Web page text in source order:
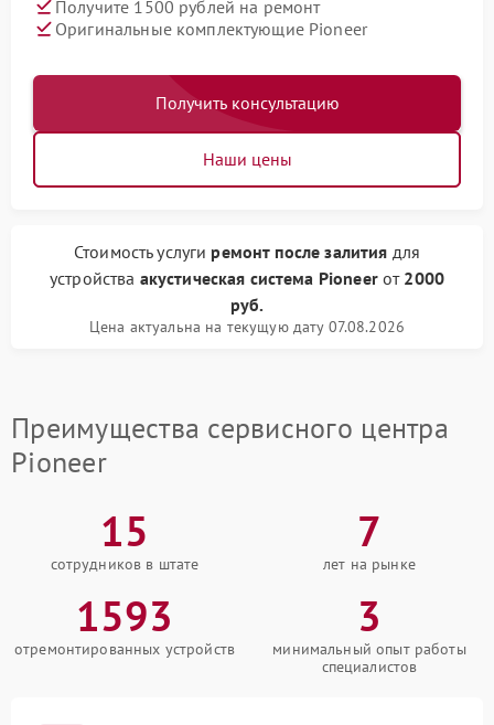
Получите 1500 рублей на ремонт
Оригинальные комплектующие Pioneer
Получить консультацию
Наши цены
Стоимость услуги ремонт после залития для
устройства акустическая система Pioneerот 2000
руб.
Цена актуальна на текущую дату 07.08.2026
Преимущества сервисного центра
Pioneer
15
сотрудников в штате
7
лет на рынке
1593
отремонтированных устройств
3
минимальный опыт работы
специалистов